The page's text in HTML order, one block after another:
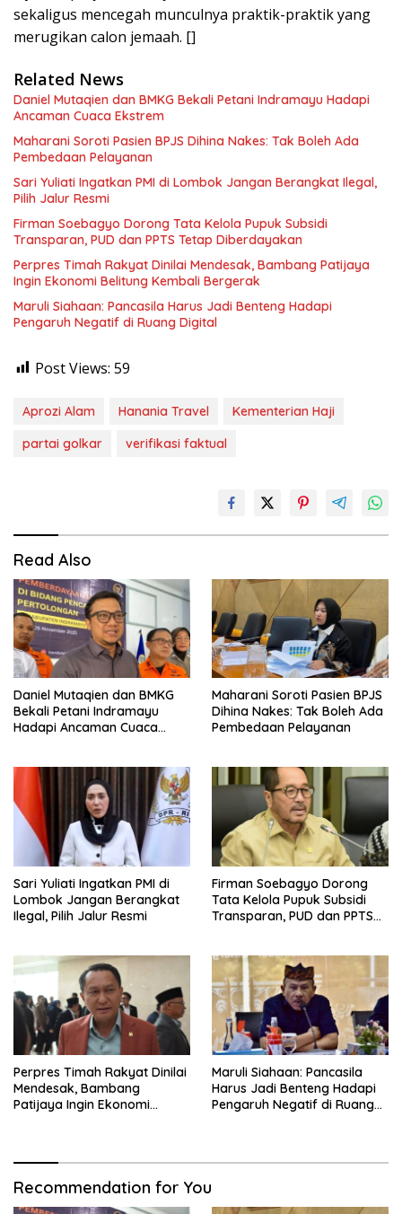
sekaligus mencegah munculnya praktik-praktik yang
merugikan calon jemaah. []
Related News
Daniel Mutaqien dan BMKG Bekali Petani Indramayu Hadapi
Ancaman Cuaca Ekstrem
Maharani Soroti Pasien BPJS Dihina Nakes: Tak Boleh Ada
Pembedaan Pelayanan
Sari Yuliati Ingatkan PMI di Lombok Jangan Berangkat Ilegal,
Pilih Jalur Resmi
Firman Soebagyo Dorong Tata Kelola Pupuk Subsidi
Transparan, PUD dan PPTS Tetap Diberdayakan
Perpres Timah Rakyat Dinilai Mendesak, Bambang Patijaya
Ingin Ekonomi Belitung Kembali Bergerak
Maruli Siahaan: Pancasila Harus Jadi Benteng Hadapi
Pengaruh Negatif di Ruang Digital
Post Views: 59
Aprozi Alam Hanania Travel
Kementerian Haji
partai golkar
verifikasi faktual
Read Also
Daniel Mutaqien dan BMKG
Bekali Petani Indramayu
Hadapi Ancaman Cuaca
Maharani Soroti Pasien BPJS
Dihina Nakes: Tak Boleh Ada
Pembedaan Pelayanan
Sari Yuliati Ingatkan PMI di
Lombok Jangan Berangkat
Ilegal, Pilih Jalur Resmi
Firman Soebagyo Dorong
Tata Kelola Pupuk Subsidi
Transparan, PUD dan PPTS
Perpres Timah Rakyat Dinilai
Mendesak, Bambang
Patijaya Ingin Ekonomi
Maruli Siahaan: Pancasila
Harus Jadi Benteng Hadapi
Pengaruh Negatif di Ruang
Recommendation for You